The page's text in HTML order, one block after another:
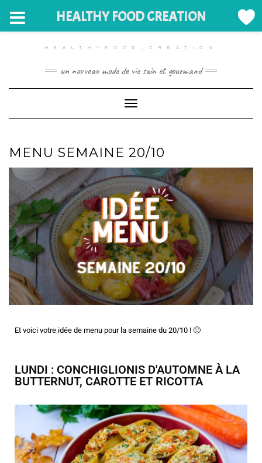
HEALTHYFOOD_CREATION
un nouveau mode de vie sain et gourmand
Toggle Navigation
MENU SEMAINE 20/10
Et voici votre idée de menu pour la semaine du 20/10 ! 🙂
LUNDI : CONCHIGLIONIS D'AUTOMNE À LA
BUTTERNUT, CAROTTE ET RICOTTA
HEALTHY FOOD CREATION